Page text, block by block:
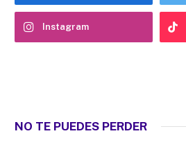
Instagram
NO TE PUEDES PERDER